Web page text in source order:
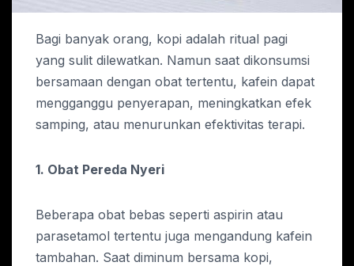
Bagi banyak orang, kopi adalah ritual pagi
yang sulit dilewatkan. Namun saat dikonsumsi
bersamaan dengan obat tertentu, kafein dapat
mengganggu penyerapan, meningkatkan efek
samping, atau menurunkan efektivitas terapi.
1. Obat Pereda Nyeri
Beberapa obat bebas seperti aspirin atau
parasetamol tertentu juga mengandung kafein
tambahan. Saat diminum bersama kopi,